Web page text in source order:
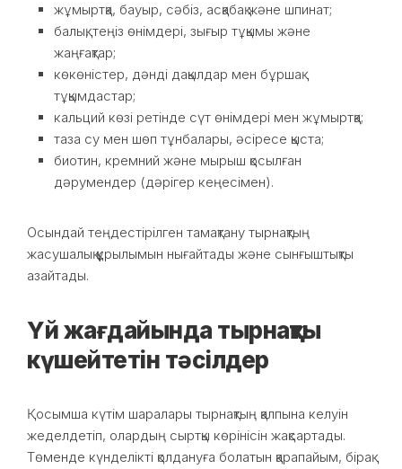
жұмыртқа, бауыр, сәбіз, асқабақ және шпинат;
балық, теңіз өнімдері, зығыр тұқымы және
жаңғақтар;
көкөністер, дәнді дақылдар мен бұршақ
тұқымдастар;
кальций көзі ретінде сүт өнімдері мен жұмыртқа;
таза су мен шөп тұнбалары, әсіресе қыста;
биотин, кремний және мырыш қосылған
дәрумендер (дәрігер кеңесімен).
Осындай теңдестірілген тамақтану тырнақтың
жасушалық құрылымын нығайтады және сынғыштықты
азайтады.
Үй жағдайында тырнақты
күшейтетін тәсілдер
Қосымша күтім шаралары тырнақтың қалпына келуін
жеделдетіп, олардың сыртқы көрінісін жақсартады.
Төменде күнделікті қолдануға болатын қарапайым, бірақ